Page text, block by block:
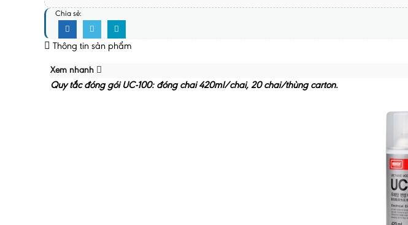
Chia sẻ:
Thông tin sản phẩm
Xem nhanh
Quy tắc đóng gói UC-100: đóng chai 420ml/chai, 20 chai/thùng carton.